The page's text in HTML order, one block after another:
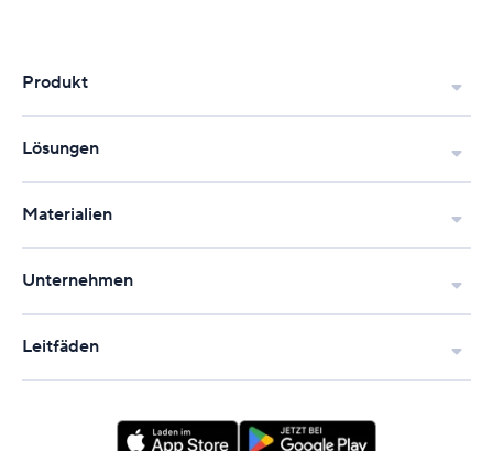
Produkt
Lösungen
Materialien
Unternehmen
Leitfäden